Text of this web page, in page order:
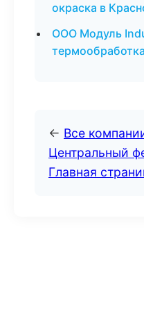
окраска в
ООО Модуль
← Все
Центральный
Главная